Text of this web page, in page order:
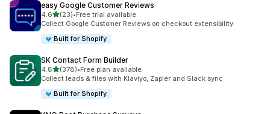
easy Google Customer Reviews
4.6별 5개 중
(23)
총 리뷰 23개
•Free trial available
Collect Google Customer Reviews on checkout extensibility
Built for Shopify
SK Contact Form Builder
4.8별 5개 중
(378)
총 리뷰 378개
•Free plan available
Collect leads & files with Klaviyo, Zapier and Slack sync
Built for Shopify